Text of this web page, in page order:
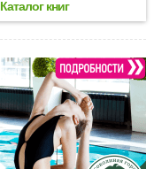
Каталог книг